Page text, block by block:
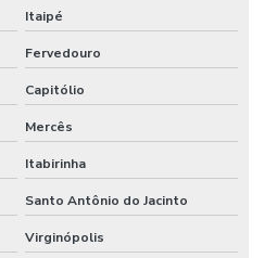
Itaipé
Fervedouro
Capitólio
Mercês
Itabirinha
Santo Antônio do Jacinto
Virginópolis